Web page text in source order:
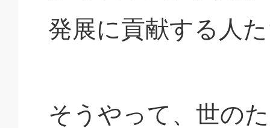
発展に貢献する人
そうやって、世の